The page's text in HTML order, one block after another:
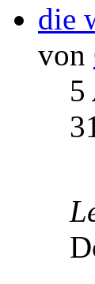
die
von
5